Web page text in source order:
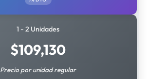
1 - 2 Unidades
$109,130
Precio por unidad regular